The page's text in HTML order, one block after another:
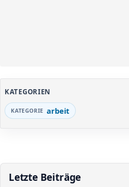
KATEGORIEN
arbeit
Letzte Beiträge